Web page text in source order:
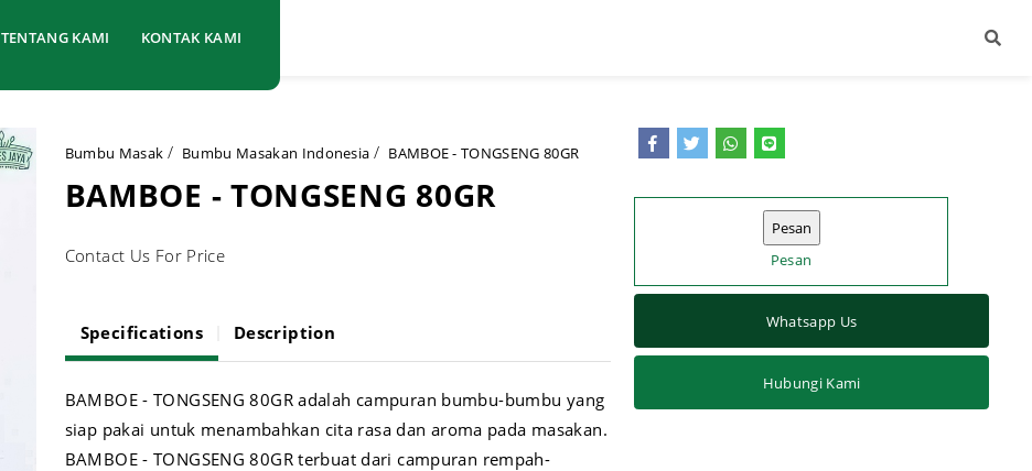
TENTANG KAMI KONTAK KAMI
Bumbu Masak Bumbu Masakan Indonesia BAMBOE - TONGSENG 80GR
BAMBOE - TONGSENG 80GR
Contact Us For Price
Specifications Description
BAMBOE - TONGSENG 80GR adalah campuran bumbu-bumbu yang
siap pakai untuk menambahkan cita rasa dan aroma pada masakan.
BAMBOE - TONGSENG 80GR terbuat dari campuran rempah-
Pesan
Whatsapp Us
Hubungi Kami